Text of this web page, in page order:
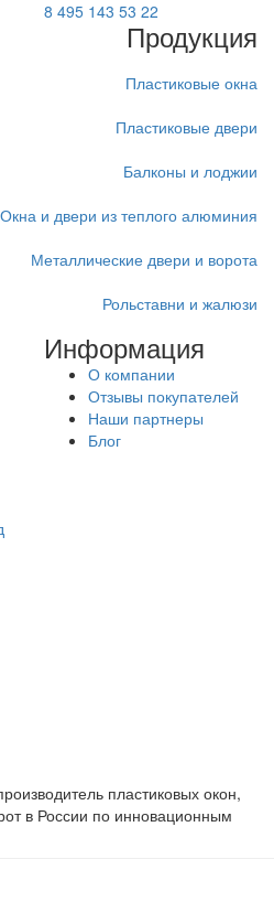
8 495 143 53 22
Продукция
Пластиковые окна
Пластиковые двери
Балконы и лоджии
Окна и двери из теплого алюминия
Металлические двери и ворота
Рольставни и жалюзи
Информация
О компании
Отзывы покупателей
Наши партнеры
Блог
пластиковых окон,
в России по инновационным